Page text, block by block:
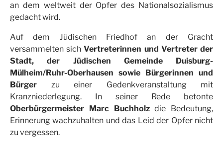
an dem weltweit der Opfer des Nationalsozialismus
gedacht wird.
Auf dem Jüdischen Friedhof an der Gracht
versammelten sichVertreterinnen und Vertreter der
Stadt, der Jüdischen Gemeinde Duisburg-
Mülheim/Ruhr-Oberhausen sowie Bürgerinnen und
Bürger zu einer Gedenkveranstaltung mit
Kranzniederlegung. In seiner Rede betonte
Oberbürgermeister Marc Buchholzdie Bedeutung,
Erinnerung wachzuhalten und das Leid der Opfer nicht
zu vergessen.